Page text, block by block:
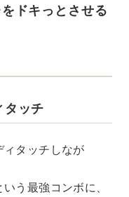
ドキっとさせる
タッチ
タッチしなが
う最強コンボに、